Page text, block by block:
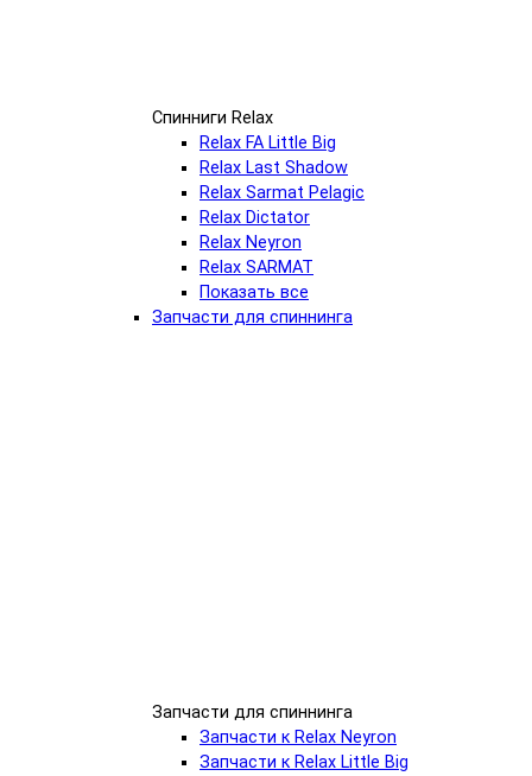
Спинниги Relax
Relax FA Little Big
Relax Last Shadow
Relax Sarmat Pelagic
Relax​ Dictator
Relax​ Neyron
Relax​ SARMAT
Показать все
Запчасти для спиннинга
Запчасти для спиннинга
Запчасти к Relax Neyron
Запчасти к Relax Little Big